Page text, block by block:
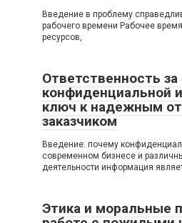
Введение в проблему
рабочего времени Рабочее
ресурсов,
Ответственность за
конфиденциальной
ключ к надежным
заказчиком
Введение: почему
современном бизнесе и
деятельности информация
Этика и моральные